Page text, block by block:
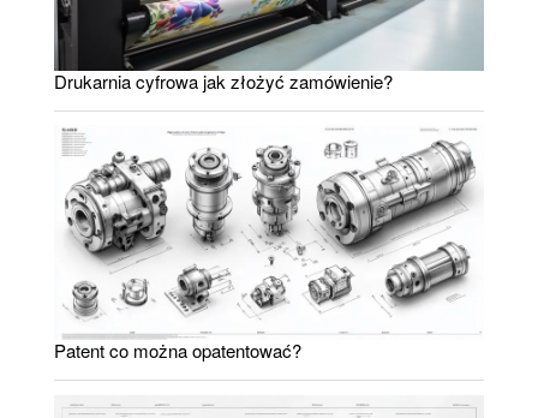
Drukarnia cyfrowa jak złożyć zamówienie?
Patent co można opatentować?